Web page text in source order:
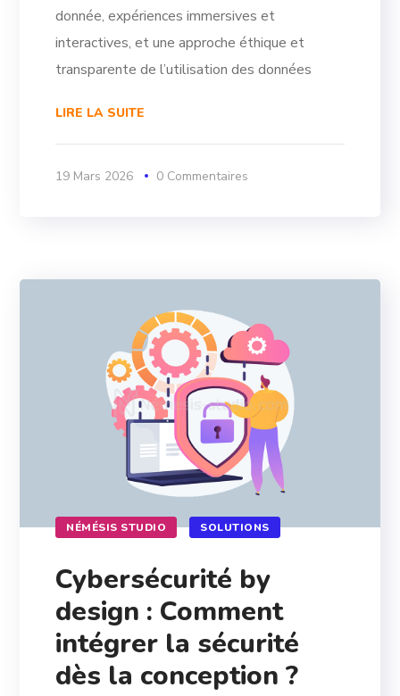
donnée, expériences immersives et
interactives, et une approche éthique et
transparente de l’utilisation des données
LIRE LA SUITE
19 Mars 2026 0 Commentaires
NÉMÉSIS STUDIO SOLUTIONS
Cybersécurité by
design : Comment
intégrer la sécurité
dès la conception ?